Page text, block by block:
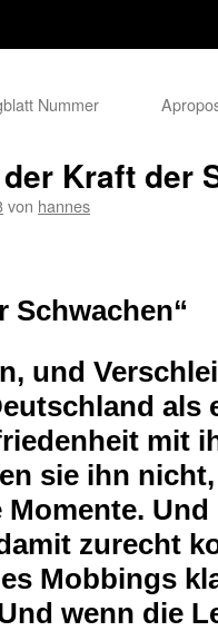
Nummer
Kraft der
von hannes
Schwachen“
und
als
mit
sie ihn
zurecht
Mobbings
wenn die